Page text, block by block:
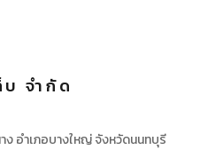
จำกัด
ง อำเภอบางใหญ่ จังหวัดนนทบุรี